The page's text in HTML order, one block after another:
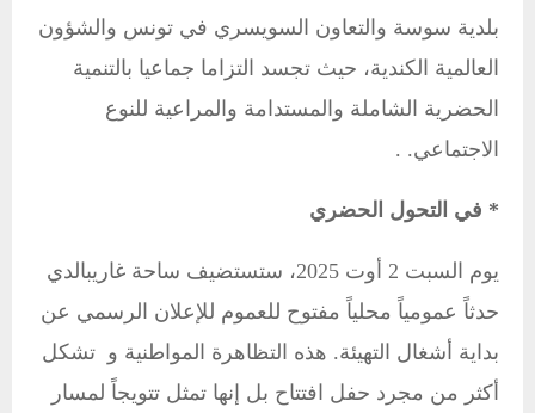
بلدية سوسة والتعاون السويسري في تونس والشؤون
العالمية الكندية، حيث تجسد التزاما جماعيا بالتنمية
الحضرية الشاملة والمستدامة والمراعية للنوع
الاجتماعي. .
* في التحول الحضري
يوم السبت 2 أوت 2025، ستستضيف ساحة غاريبالدي
حدثاً عمومياً محلياً مفتوح للعموم للإعلان الرسمي عن
بداية أشغال التهيئة. هذه التظاهرة المواطنية و تشكل
أكثر من مجرد حفل افتتاح بل إنها تمثل تتويجاً لمسار